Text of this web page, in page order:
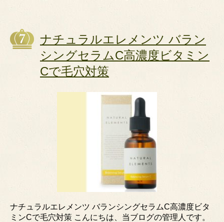
ナチュラルエレメンツ バラン
シングセラムC高濃度ビタミン
Cで毛穴対策
ナチュラルエレメンツ バランシングセラムC高濃度ビタ
ミンCで毛穴対策 こんにちは、当ブログの管理人です。